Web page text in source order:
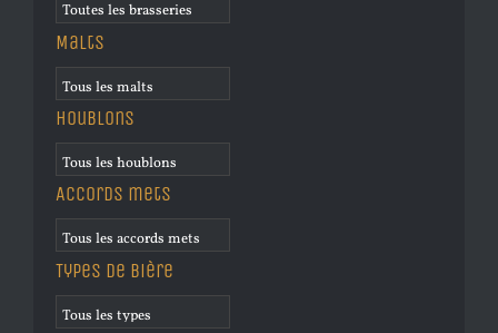
Malts
Houblons
Accords mets
Types de bière